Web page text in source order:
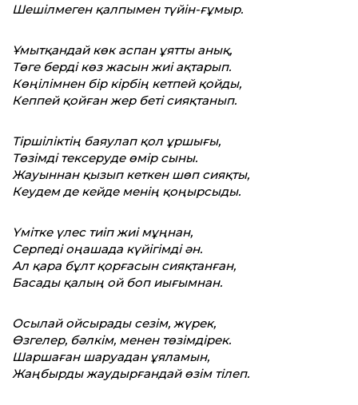
Шешілмеген қалпымен түйін-ғұмыр.
Ұмытқандай көк аспан ұят­ты анық,
Төге берді көз жасын жиі ақтарып.
Көңілімнен бір кірбің кетпей қойды,
Кеппей қойған жер беті сияқтанып.
Тіршіліктің баяулап қол ұршығы,
Төзімді тексеруде өмір сыны.
Жауыннан қызып кеткен шөп сияқты,
Кеудем де кейде менің қоңырсыды.
Үмітке үлес тиіп жиі мұңнан,
Серпеді оңашада күйігімді ән.
Ал қара бұлт қорғасын сияқтанған,
Басады қалың ой боп иығымнан.
Осылай ойсырады сезім, жүрек,
Өзгелер, бәлкім, менен төзімдірек.
Шаршаған шаруадан ұяламын,
Жаңбырды жаудырғандай өзім тілеп.